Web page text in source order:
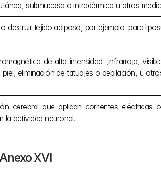
submucosa o intradérmica u otros
destruir tejido adiposo, por ejemplo, para
de alta intensidad (infrarroja,
eliminación de tatuajes o depilación, u
cerebral que aplican corrientes
la actividad neuronal.
XVI